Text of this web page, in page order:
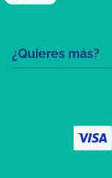
¿Quieres más?